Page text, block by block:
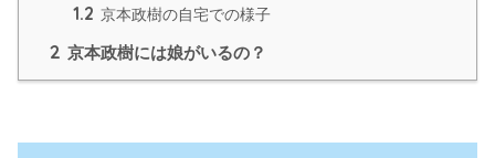
1.2 京本政樹の自宅での様子
2 京本政樹には娘がいるの？